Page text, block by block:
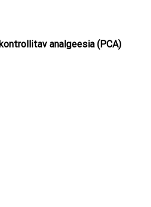
analgeesia (PCA)